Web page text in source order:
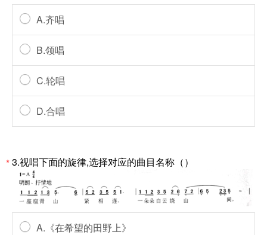
A.齐唱
B.领唱
C.轮唱
D.合唱
*3.视唱下面的旋律,选择对应的曲目名称（）
A.《在希望的田野上》